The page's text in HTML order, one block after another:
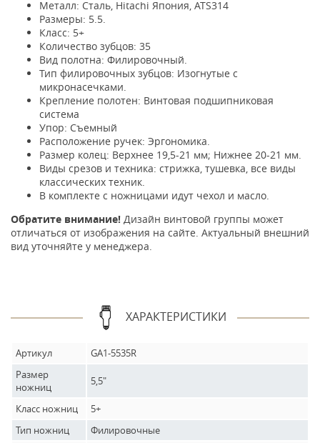
Металл: Сталь, Hitachi Япония, ATS314
Размеры: 5.5.
Класс: 5+
Количество зубцов: 35
Вид полотна: Филировочный.
Тип филировочных зубцов: Изогнутые с
микронасечками.
Крепление полотен: Винтовая подшипниковая
система
Упор: Съемный
Расположение ручек: Эргономика.
Размер колец: Верхнее 19,5-21 мм; Нижнее 20-21 мм.
Виды срезов и техника: стрижка, тушевка, все виды
классических техник.
В комплекте с ножницами идут чехол и масло.
Обратите внимание! Дизайн винтовой группы может
отличаться от изображения на сайте. Актуальный внешний
вид уточняйте у менеджера.
ХАРАКТЕРИСТИКИ
Артикул
GA1-5535R
Размер
ножниц
5,5"
Класс ножниц
5+
Тип ножниц
Филировочные